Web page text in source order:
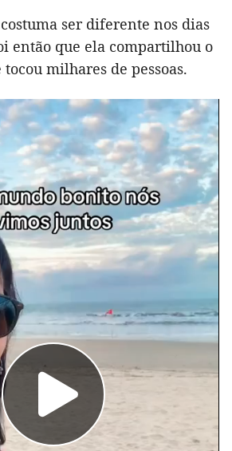
ser diferente nos dias
então que ela compartilhou o
milhares de pessoas.